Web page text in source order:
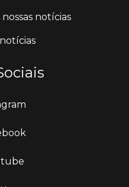
notícias